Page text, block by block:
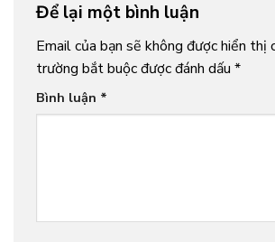
Để lại một bình luận
Email của bạn sẽ không được hiển thị
trường bắt buộc được đánh dấu *
Bình luận *